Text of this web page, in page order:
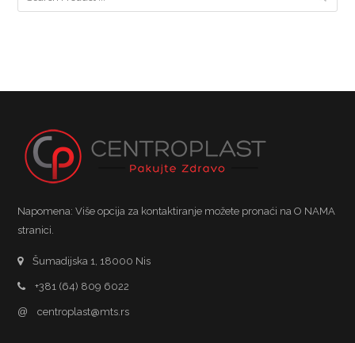
Napomena: Više opcija za kontaktiranje možete pronaći na O NAMA
stranici.
Šumadijska 1, 18000 Nis
+381 (64) 809 6022
@ centroplast@mts.rs